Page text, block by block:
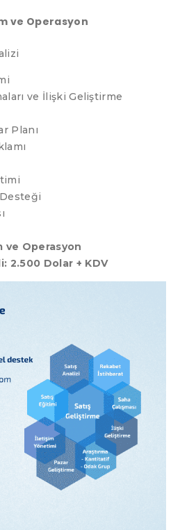
ve Operasyon
ve İlişki Geliştirme
Planı
ve Operasyon
2.500 Dolar + KDV